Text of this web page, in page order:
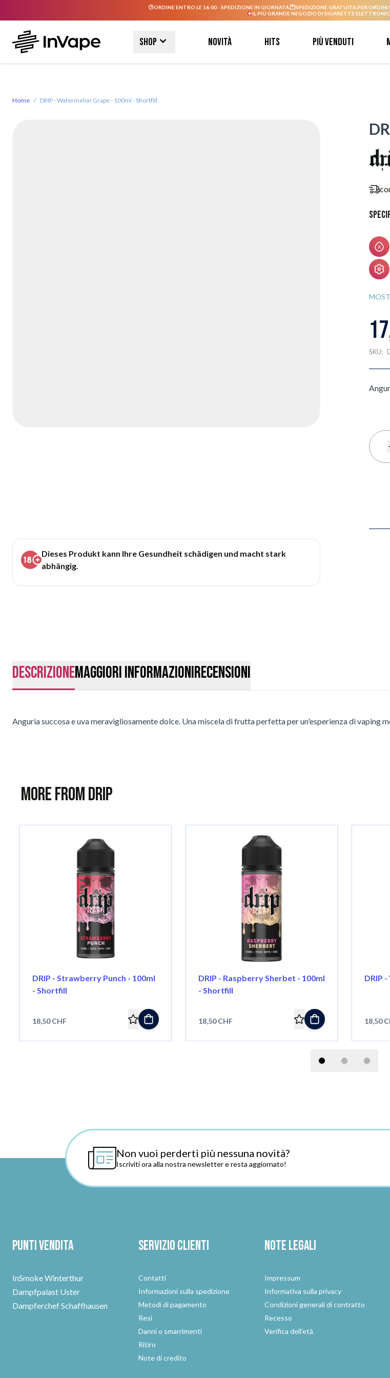
ORDINE ENTRO LE 16:00 - SPEDIZIONE IN GIORNATA. SPEDIZIONE GRATUITA PER ORDINI
IL PIÙ GRANDE NEGOZIO DI SIGARETTE
Shop Novità Hits Più venduti
Home / DRIP - Watermelon Grape - 100ml - Shortfill
Dieses Produkt kann Ihre Gesundheit schädigen und macht stark
abhängig.
SKU:
DescrizioneMaggiori InformazioniRecensioni
Anguria succosa e uva meravigliosamente dolce. Una miscela di frutta perfetta per un'esperienza di vaping
More from Drip
DRIP - Strawberry Punch - 100ml
- Shortfill
18,50 CHF
DRIP - Raspberry Sherbet - 100ml
- Shortfill
18,50 CHF
DRIP
18,50
Non vuoi perderti più nessuna novità?
Iscriviti ora alla nostra newsletter e resta aggiornato!
Punti vendita
InSmoke Winterthur
Dampfpalast Uster
Dampferchef Schaffhausen
Servizio clienti
Contatti
Informazioni sulla spedizione
Metodi di pagamento
Resi
Danni o smarrimenti
Ritiro
Note di credito
Note legali
Impressum
Informativa sulla privacy
Condizioni generali di contratto
Recesso
Verifica dell'età